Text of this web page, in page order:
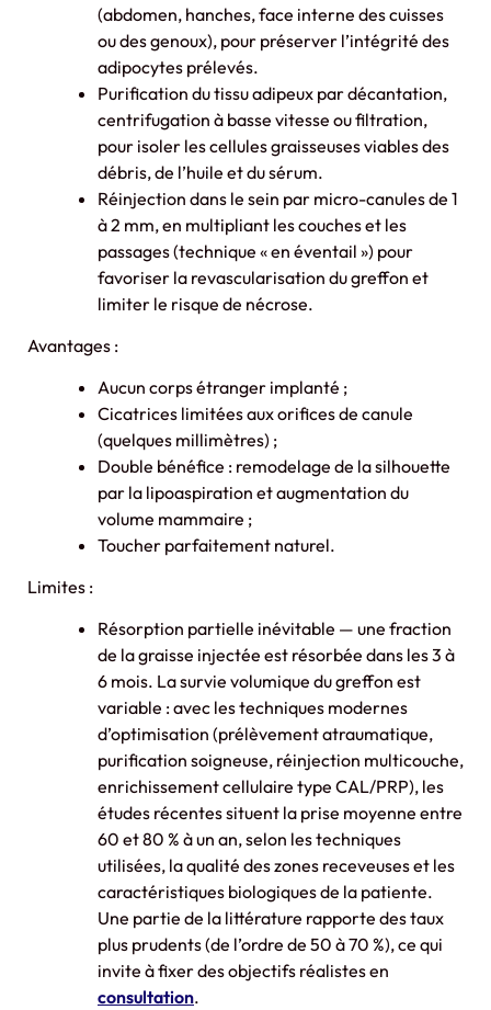
(abdomen, hanches, face interne des cuisses
ou des genoux), pour préserver l’intégrité des
adipocytes prélevés.
Purification du tissu adipeux par décantation,
centrifugation à basse vitesse ou filtration,
pour isoler les cellules graisseuses viables des
débris, de l’huile et du sérum.
Réinjection dans le sein par micro-canules de 1
à 2 mm, en multipliant les couches et les
passages (technique « en éventail ») pour
favoriser la revascularisation du greffon et
limiter le risque de nécrose.
Avantages :
Aucun corps étranger implanté ;
Cicatrices limitées aux orifices de canule
(quelques millimètres) ;
Double bénéfice : remodelage de la silhouette
par la lipoaspiration et augmentation du
volume mammaire ;
Toucher parfaitement naturel.
Limites :
Résorption partielle inévitable — une fraction
de la graisse injectée est résorbée dans les 3 à
6 mois. La survie volumique du greffon est
variable : avec les techniques modernes
d’optimisation (prélèvement atraumatique,
purification soigneuse, réinjection multicouche,
enrichissement cellulaire type CAL/PRP), les
études récentes situent la prise moyenne entre
60 et 80 % à un an, selon les techniques
utilisées, la qualité des zones receveuses et les
caractéristiques biologiques de la patiente.
Une partie de la littérature rapporte des taux
plus prudents (de l’ordre de 50 à 70 %), ce qui
invite à fixer des objectifs réalistes en
consultation.